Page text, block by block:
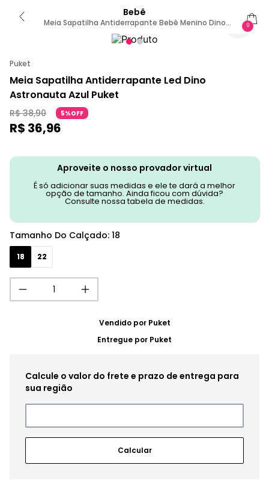
Bebê
Meia Sapatilha Antiderrapante Bebê Menino Dino
Astronauta 15 A 18 MESES
0
Puket
Meia Sapatilha Antiderrapante Led Dino
Astronauta Azul Puket
R$ 38,90 5%OFF
R$ 36,96
Aproveite o nosso provador virtual
É só adicionar suas medidas e ele te dará a melhor
opção de tamanho. Ainda ficou com dúvida?
Consulte nossa tabela de medidas.
Tamanho Do Calçado: 18
18 22
Vendido por Puket
Entregue por Puket